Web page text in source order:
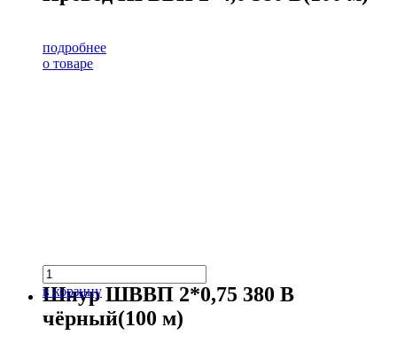
подробнее
о товаре
в корзину
Шнур ШВВП 2*0,75 380 В
чёрный(100 м)